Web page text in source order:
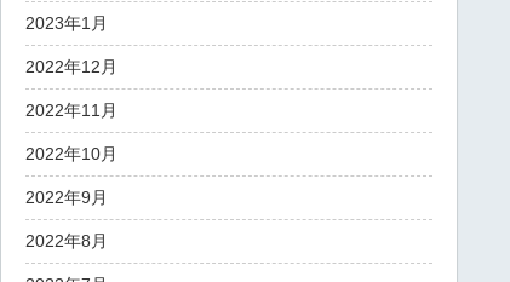
2023年1月
2022年12月
2022年11月
2022年10月
2022年9月
2022年8月